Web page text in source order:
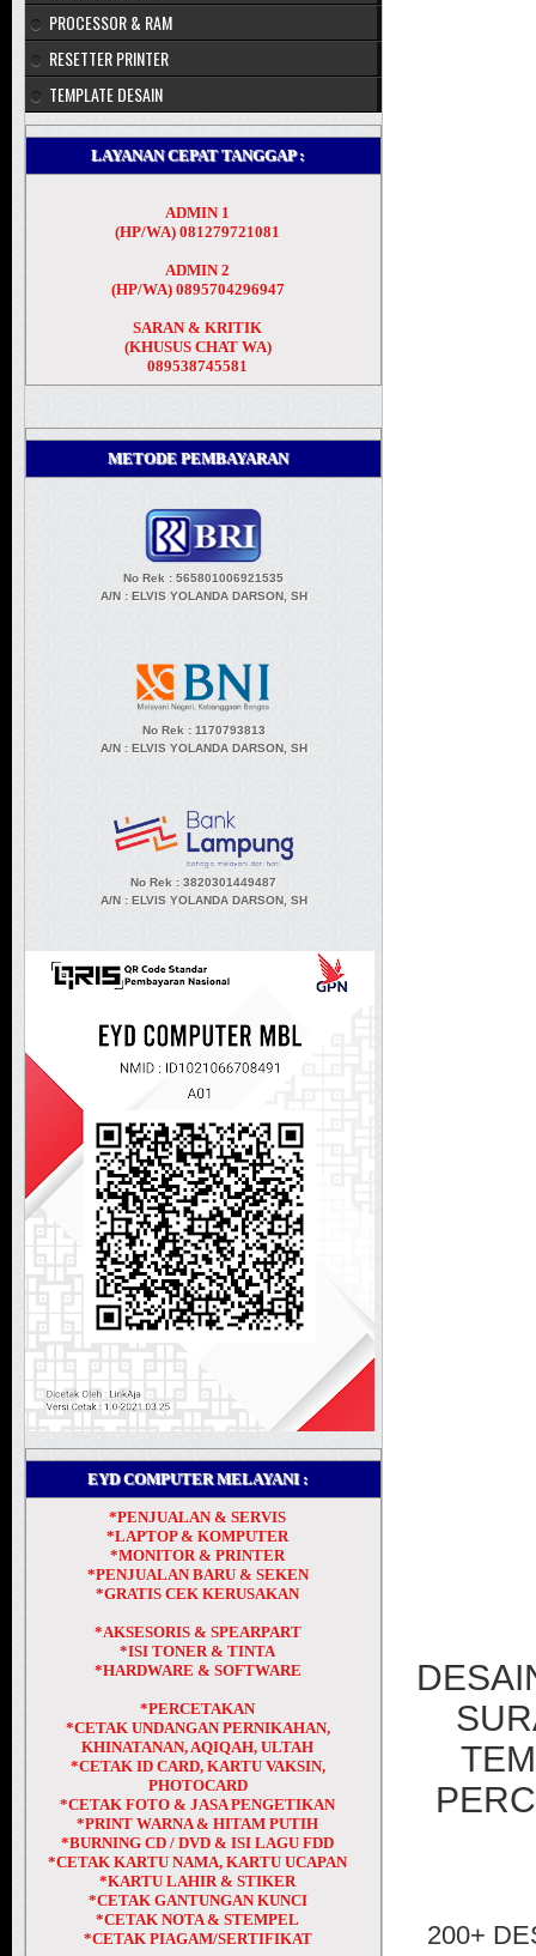
200+
PROCESSOR & RAM
RESETTER PRINTER
TEMPLATE DESAIN
LAYANAN CEPAT TANGGAP :
ADMIN 1
(HP/WA) 081279721081
ADMIN 2
(HP/WA) 0895704296947
SARAN & KRITIK
(KHUSUS CHAT WA)
089538745581
METODE PEMBAYARAN
No Rek : 565801006921535
A/N : ELVIS YOLANDA DARSON, SH
No Rek : 1170793813
A/N : ELVIS YOLANDA DARSON, SH
No Rek : 3820301449487
A/N : ELVIS YOLANDA DARSON, SH
EYD COMPUTER MELAYANI :
*PENJUALAN & SERVIS
*LAPTOP & KOMPUTER
*MONITOR & PRINTER
*PENJUALAN BARU & SEKEN
*GRATIS CEK KERUSAKAN
*AKSESORIS & SPEARPART
*ISI TONER & TINTA
*HARDWARE & SOFTWARE
*PERCETAKAN
*CETAK UNDANGAN PERNIKAHAN,
KHINATANAN, AQIQAH, ULTAH
*CETAK ID CARD, KARTU VAKSIN,
PHOTOCARD
*CETAK FOTO & JASA PENGETIKAN
*PRINT WARNA & HITAM PUTIH
*BURNING CD / DVD & ISI LAGU FDD
*CETAK KARTU NAMA, KARTU UCAPAN
*KARTU LAHIR & STIKER
*CETAK GANTUNGAN KUNCI
*CETAK NOTA & STEMPEL
*CETAK PIAGAM/SERTIFIKAT